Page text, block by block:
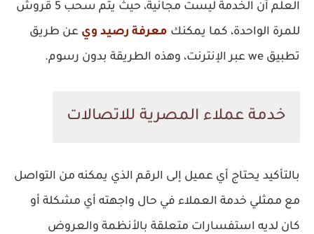
العلم أن الخدمة ليست مجانية، حيث يتم سحب 5 قروش
للمرة الواحدة، كما يمكنك معرفة رصيد وي عن طريق
تطبيق we عبر الإنترنت، وهذه الطريقة بدون رسوم.
خدمة عملاء المصرية للاتصالات
بالتأكيد يحتاج أي عميل إلى الرقم الذي يمكنه من التواصل
مع ممثلي خدمة العملاء في حال واجهته أي مشكلة أو
كان لديه استفسارات متعلقة بالأنظمة والعروض